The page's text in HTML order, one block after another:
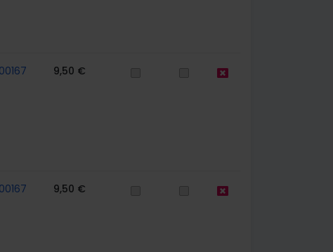
9,50 €
9,50 €